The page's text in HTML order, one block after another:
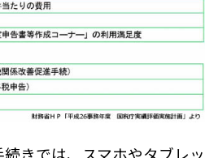
きでは、スマホやタブレッ